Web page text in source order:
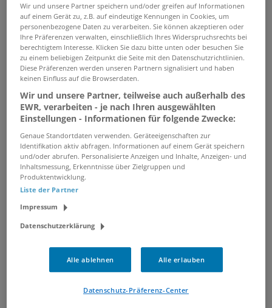
Ruhr
Private Banking Firmenkunden-
Betreuer Junior (m/w/d) im
Private Banking
Firmenkunden&amp;Mandatsgesc
häft
07.08.2026 /Sparkasse Essen / Essen
verwandte und ähnliche Stellenangebote
Customer Service Agent (m/w/d)
09.08.2026 /
Customer Operations Manager
Leipzig, Düsseldorf, Backnang
Wir und unsere Partner speichern und/oder greifen auf Informationen
auf einem Gerät zu, z.B. auf eindeutige Kennungen in Cookies, um
personenbezogene Daten zu verarbeiten. Sie können akzeptieren oder
Ihre Präferenzen verwalten, einschließlich Ihres Widerspruchsrechts bei
berechtigtem Interesse. Klicken Sie dazu bitte unten oder besuchen Sie
zu einem beliebigen Zeitpunkt die Seite mit den Datenschutzrichtlinien.
Diese Präferenzen werden unseren Partnern signalisiert und haben
keinen Einfluss auf die Browserdaten.
Wir und unsere Partner, teilweise auch außerhalb des
EWR, verarbeiten - je nach Ihren ausgewählten
Einstellungen - Informationen für folgende Zwecke:
Genaue Standortdaten verwenden. Geräteeigenschaften zur
Identifikation aktiv abfragen. Informationen auf einem Gerät speichern
und/oder abrufen. Personalisierte Anzeigen und Inhalte, Anzeigen- und
Inhaltsmessung, Erkenntnisse über Zielgruppen und
Produktentwicklung.
Liste der Partner
Impressum
Datenschutzerklärung
Alle ablehnen Alle erlauben
Datenschutz-Präferenz-Center